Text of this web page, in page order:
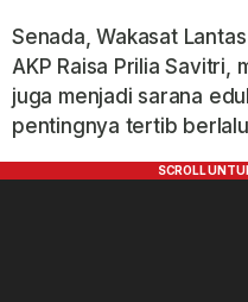
Senada, Wakasat
AKP Raisa Prilia Savitri,
juga menjadi sarana
pentingnya tertib